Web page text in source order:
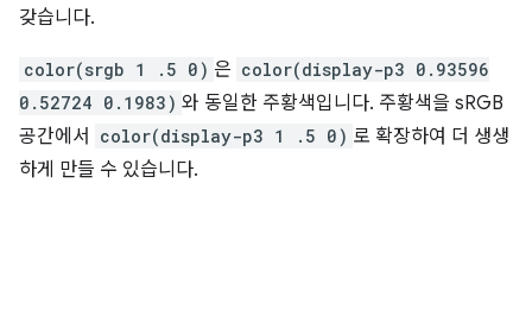
갖습니다.
color(srgb 1 .5 0) 은 color(display-p3 0.93596
0.52724 0.1983) 와 동일한 주황색입니다. 주황색을 sRGB
공간에서
color(display-p3 1 .5 0) 로 확장하여 더 생생
하게 만들 수 있습니다.